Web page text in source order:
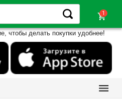
shopping_cart
чтобы делать покупки удобнее!
